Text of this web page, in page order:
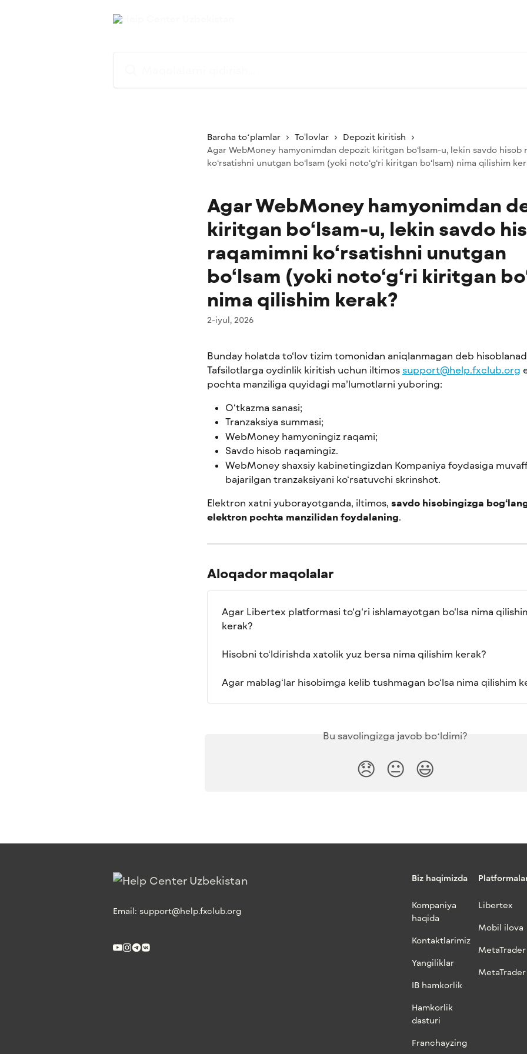
Barcha toʻplamlar To'lovlar
Depozit kiritish
Agar WebMoney hamyonimdan depozit kiritgan bo‘lsam-u, lekin savdo hisob
ko‘rsatishni unutgan bo‘lsam (yoki noto‘g‘ri kiritgan bo‘lsam) nima qilishim
Agar WebMoney hamyonimdan
kiritgan bo‘lsam-u, lekin savdo
raqamimni ko‘rsatishni unutgan
bo‘lsam (yoki noto‘g‘ri kiritgan
nima qilishim kerak?
2-iyul, 2026
Bunday holatda to‘lov tizim tomonidan aniqlanmagan deb
Tafsilotlarga oydinlik kiritish uchun iltimos support@help.fxclub.org
pochta manziliga quyidagi ma’lumotlarni yuboring:
O‘tkazma sanasi;
Tranzaksiya summasi;
WebMoney hamyoningiz raqami;
Savdo hisob raqamingiz.
WebMoney shaxsiy kabinetingizdan Kompaniya foydasiga
bajarilgan tranzaksiyani ko‘rsatuvchi skrinshot.
Elektron xatni yuborayotganda, iltimos, savdo hisobingizga
elektron pochta manzilidan foydalaning.
Aloqador maqolalar
Agar Libertex platformasi to‘g‘ri ishlamayotgan bo‘lsa nima
kerak?
Hisobni to‘ldirishda xatolik yuz bersa nima qilishim kerak?
Agar mablag‘lar hisobimga kelib tushmagan bo‘lsa nima qilishim
Bu savolingizga javob boʻldimi?
😞 😐 😃
Email: support@help.fxclub.org
Biz haqimizda
Kompaniya
haqida
Kontaktlarimiz
Yangiliklar
IB hamkorlik
Hamkorlik
dasturi
Franchayzing
Libertex
Mobil ilova
MetaTrader
MetaTrader